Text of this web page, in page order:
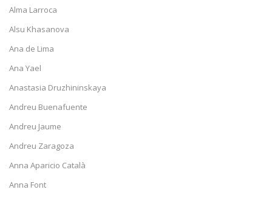
Alma Larroca
Alsu Khasanova
Ana de Lima
Ana Yael
Anastasia Druzhininskaya
Andreu Buenafuente
Andreu Jaume
Andreu Zaragoza
Anna Aparicio Català
Anna Font